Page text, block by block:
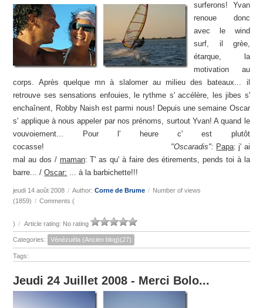
surferons! Yvan
renoue donc
avec le wind
surf, il grèe,
étarque, la
motivation au
corps. Après quelque mn à slalomer au milieu des bateaux... il
retrouve ses sensations enfouies, le rythme s' accélère, les jibes s'
enchaînent, Robby Naish est parmi nous! Depuis une semaine Oscar
s' applique à nous appeler par nos prénoms, surtout Yvan! A quand le
vouvoiement... Pour l' heure c' est plutôt
cocasse! "Oscaradis": Papa: j' ai
mal au dos / maman: T' as qu' à faire des étirements, pends toi à la
barre... /Oscar: ... à la barbichette!!!
jeudi 14 août 2008 / Author:Corne de Brume / Number of views
(1859) / Comments (
) / Article rating: No rating
Categories: Vénézuéla (Ancien blog)(27)
Tags:
Jeudi 24 Juillet 2008 - Merci Bolo...